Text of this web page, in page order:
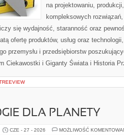
na projektowaniu,
kompleksowych
się wydajność, staranność oraz
ofertę produktów, usług oraz
przemysłu i przedsiębiorstw
Ciekawostki i Giganty Świata i Historia
DLA PLANETY
CZE - 27 - 2026 MOŻLIWOŚĆ